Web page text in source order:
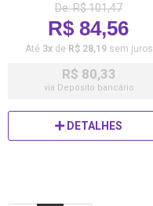
De: R$ 101,47
R$ 84,56
Até 3xde R$ 28,19sem juros
R$ 80,33
via Depósito bancário
DETALHES